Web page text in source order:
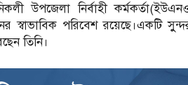
উপজেলা নির্বাহী
স্বাভাবিক পরিবেশ রয়েছে।একটি
তিনি।